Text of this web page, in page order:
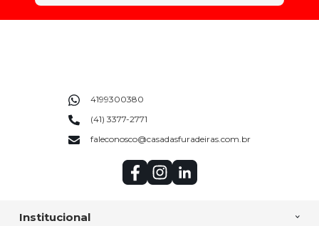
Institucional
4199300380
(41) 3377-2771
faleconosco@casadasfuradeiras.com.br